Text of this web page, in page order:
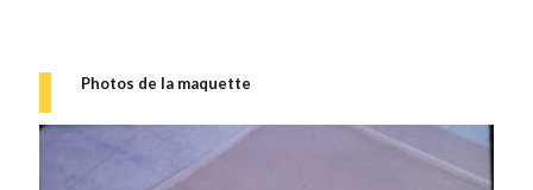
Photos de la maquette